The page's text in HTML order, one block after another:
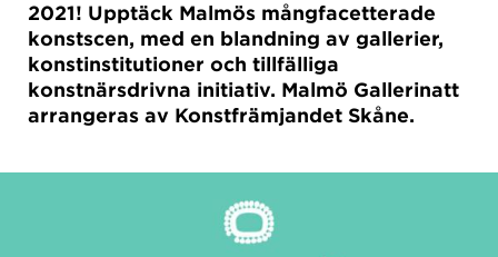
2021! Upptäck Malmös mångfacetterade
konstscen, med en blandning av gallerier,
konstinstitutioner och tillfälliga
konstnärsdrivna initiativ. Malmö Gallerinatt
arrangeras av Konstfrämjandet Skåne.